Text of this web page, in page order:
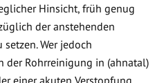
Hinsicht, früh genug
der anstehenden
Wer jedoch
der Rohrreinigung in (ahnatal)
einer akuten Verstopfung